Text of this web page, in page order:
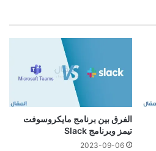
الفرق بين برنامج مايكروسوفت
تيمز وبرنامج Slack
2023-09-06